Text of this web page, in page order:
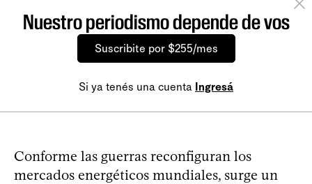
Nuestro periodismo depende de vos
Suscribite por $255/mes
Si ya tenés una cuenta Ingresá
Conforme las guerras reconfiguran los
mercados energéticos mundiales, surge un